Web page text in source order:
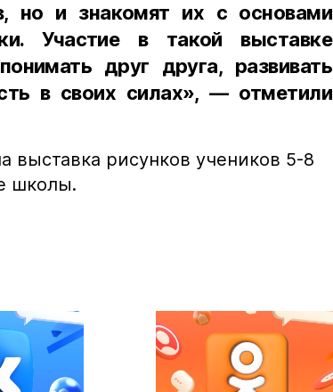
но и знакомят их с основами
Участие в такой выставке
друг друга, развивать
в своих силах», — отметили
выставка рисунков учеников 5-8
школы.